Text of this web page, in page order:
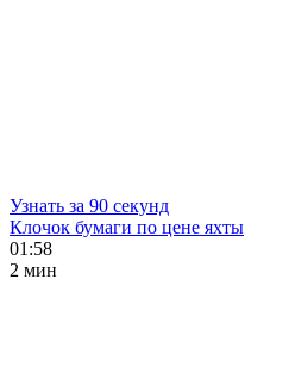
Узнать за 90 секунд
Клочок бумаги по цене яхты
01:58
2 мин